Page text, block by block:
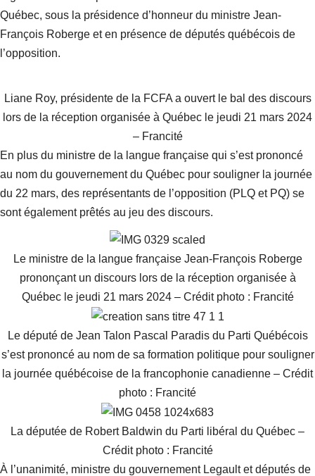
Québec, sous la présidence d’honneur du ministre Jean-
François Roberge et en présence de députés québécois de
l’opposition.
Liane Roy, présidente de la FCFA a ouvert le bal des discours
lors de la réception organisée à Québec le jeudi 21 mars 2024
– Francité
En plus du ministre de la langue française qui s’est prononcé
au nom du gouvernement du Québec pour souligner la journée
du 22 mars, des représentants de l’opposition (PLQ et PQ) se
sont également prêtés au jeu des discours.
Le ministre de la langue française Jean-François Roberge
prononçant un discours lors de la réception organisée à
Québec le jeudi 21 mars 2024 – Crédit photo : Francité
Le député de Jean Talon Pascal Paradis du Parti Québécois
s’est prononcé au nom de sa formation politique pour souligner
la journée québécoise de la francophonie canadienne – Crédit
photo : Francité
La députée de Robert Baldwin du Parti libéral du Québec –
Crédit photo : Francité
À l’unanimité, ministre du gouvernement Legault et députés de